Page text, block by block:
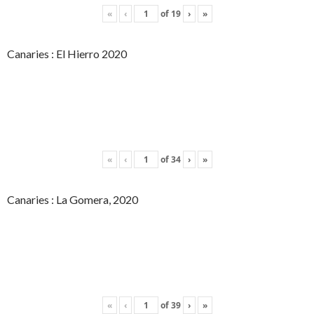
« ‹ of 19 › »
Canaries : El Hierro 2020
« ‹ of34 › »
Canaries : La Gomera, 2020
« ‹ of39 › »